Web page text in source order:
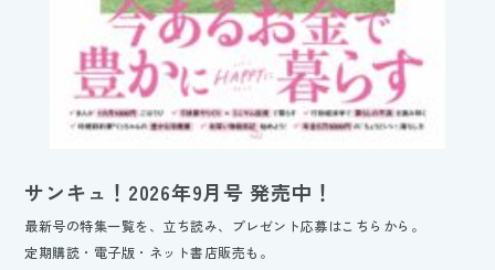
サンキュ！2026年9月号 発売中！
最新号の特集一覧を、立ち読み、プレゼント応募はこちらから。
定期購読・電子版・ネット書店販売も。